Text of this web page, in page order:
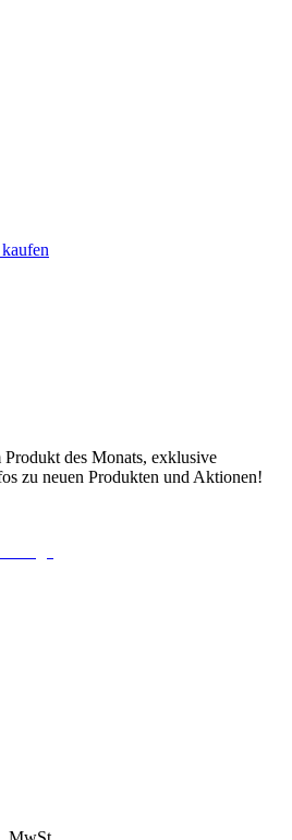
des Monats, exklusive
zu neuen Produkten und Aktionen!